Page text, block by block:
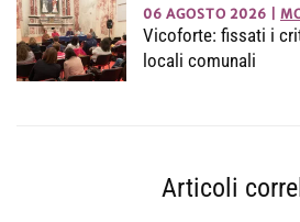
06 AGOSTO 2026
Vicoforte: fissati i
locali comunali
Articoli